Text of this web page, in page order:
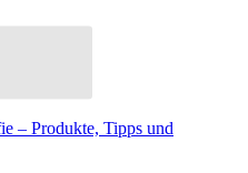
– Produkte, Tipps und